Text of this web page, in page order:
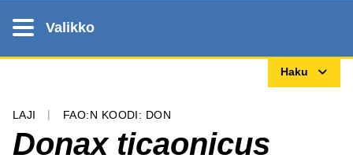
Valikko
Haku
LAJI FAO:N KOODI: DON
Donax ticaonicus